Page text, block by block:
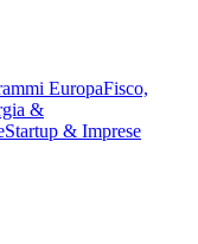
EuropaFisco,
&
Startup & Imprese